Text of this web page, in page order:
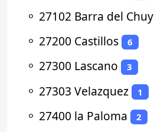
⚬ 27102 Barra del Chuy
⚬ 27200 Castillos 6
⚬ 27300 Lascano 3
⚬ 27303 Velazquez 1
⚬ 27400 la Paloma 2